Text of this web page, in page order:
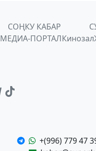
СОҢКУ КАБАР
МЕДИА-ПОРТАЛКинозал
+(996) 779 47